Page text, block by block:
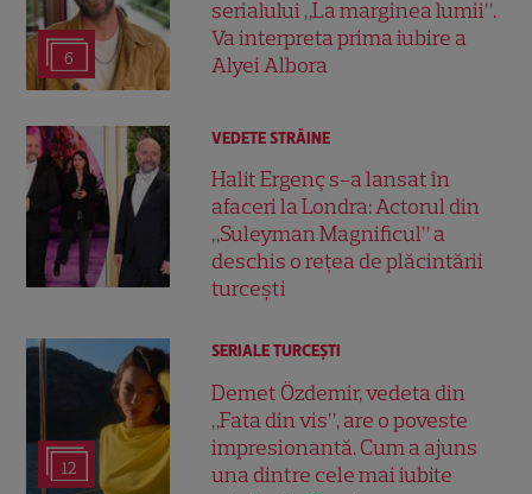
6
serialului „La marginea lumii”.
Va interpreta prima iubire a
Alyei Albora
VEDETE STRĂINE
Halit Ergenç s-a lansat în
afaceri la Londra: Actorul din
„Suleyman Magnificul” a
deschis o rețea de plăcintării
turcești
12
SERIALE TURCEŞTI
Demet Özdemir, vedeta din
„Fata din vis”, are o poveste
impresionantă. Cum a ajuns
una dintre cele mai iubite